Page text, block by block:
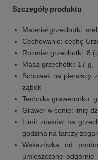
Szczegóły produktu
Materiał grzechotki:
Cechowanie: cechę
Rozmiar grzechotki: 8
Masa grzechotki: 17 g.
Schowek na pierwszy
ząbek
Technika grawerunku:
Grawer w cenie: imię
Limit znaków na
godzina na tarczy
Wskazówka od
umieszczone